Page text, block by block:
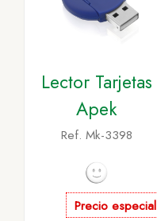
Lector Tarjetas
Apek
Ref. Mk-3398
Precio especial